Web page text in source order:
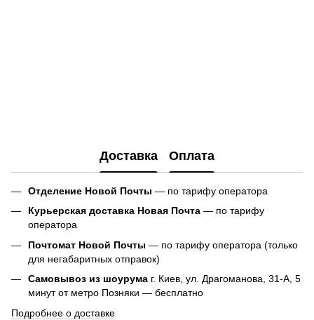
Доставка Оплата
Отделение Новой Почты — по тарифу оператора
Курьерская доставка Новая Почта — по тарифу
оператора
Почтомат Новой Почты — по тарифу оператора (только
для негабаритных отправок)
Самовывоз из шоурума г. Киев, ул. Драгоманова, 31-А, 5
минут от метро Позняки — бесплатно
Подробнее о доставке